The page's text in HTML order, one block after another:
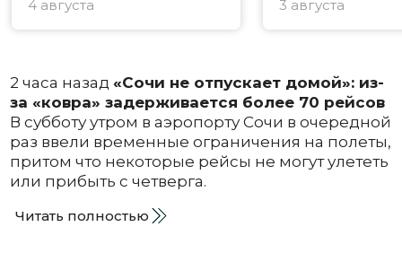
4 августа 3 августа
2 часа назад «Сочи не отпускает домой»: из-
за «ковра» задерживается более 70 рейсов
В субботу утром в аэропорту Сочи в очередной
раз ввели временные ограничения на полеты,
притом что некоторые рейсы не могут улететь
или прибыть с четверга.
Читать полностью